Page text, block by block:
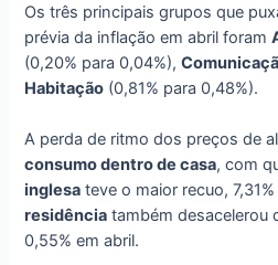
Os três principais grupos que
prévia da inflação em abril foram
(0,20% para 0,04%),
Habitação (0,81% para 0,48%).
A perda de ritmo dos preços de
consumo dentro de casa, com
inglesa teve o maior recuo,
residência também desacelerou
0,55% em abril.